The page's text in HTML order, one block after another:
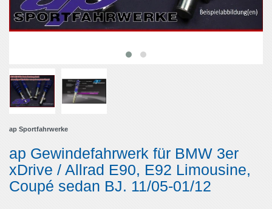
ap Sportfahrwerke
ap Gewindefahrwerk für BMW 3er
xDrive / Allrad E90, E92 Limousine,
Coupé sedan BJ. 11/05-01/12